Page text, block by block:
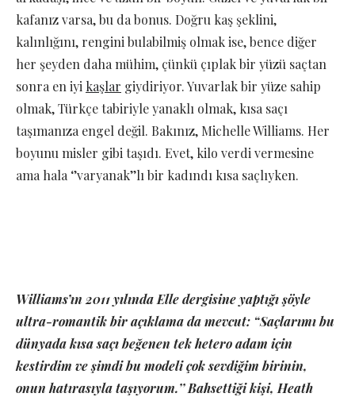
kafanız varsa, bu da bonus. Doğru kaş şeklini,
kalınlığını, rengini bulabilmiş olmak ise, bence diğer
her şeyden daha mühim, çünkü çıplak bir yüzü saçtan
sonra en iyi kaşlar giydiriyor. Yuvarlak bir yüze sahip
olmak, Türkçe tabiriyle yanaklı olmak, kısa saçı
taşımanıza engel değil. Bakınız, Michelle Williams. Her
boyunu misler gibi taşıdı. Evet, kilo verdi vermesine
ama hala ‘’varyanak’’lı bir kadındı kısa saçlıyken.
Williams’ın 2011 yılında Elle dergisine yaptığı şöyle
ultra-romantik bir açıklama da mevcut: “Saçlarımı bu
dünyada kısa saçı beğenen tek hetero adam için
kestirdim ve şimdi bu modeli çok sevdiğim birinin,
onun hatırasıyla taşıyorum.’’ Bahsettiği kişi, Heath